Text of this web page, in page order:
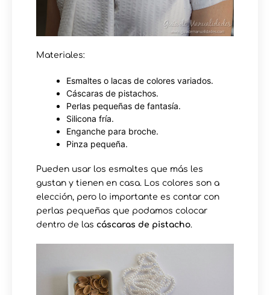
Materiales:
Esmaltes o lacas de colores variados.
Cáscaras de pistachos.
Perlas pequeñas de fantasía.
Silicona fría.
Enganche para broche.
Pinza pequeña.
Pueden usar los esmaltes que más les
gustan y tienen en casa. Los colores son a
elección, pero lo importante es contar con
perlas pequeñas que podamos colocar
dentro de las cáscaras de pistacho.